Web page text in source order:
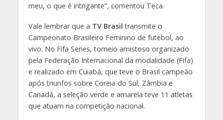
meu, o que é intrigante”, comentou Teca.
Vale lembrar que a TV Brasil transmite o
Campeonato Brasileiro Feminino de futebol, ao
vivo. No Fifa Series, torneio amistoso organizado
pela Federação Internacional da modalidade (Fifa)
e realizado em Cuiabá, que teve o Brasil campeão
após triunfos sobre Coreia do Sul, Zâmbia e
Canadá, a seleção verde e amarela teve 11 atletas
que atuam na competição nacional.